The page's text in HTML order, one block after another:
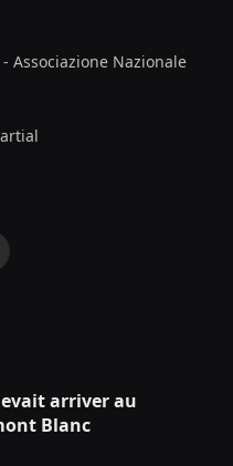
- Associazione Nazionale
arriver au
Blanc